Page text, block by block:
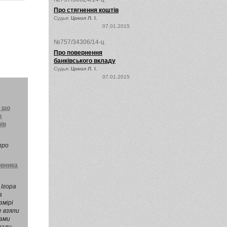
Про стягнення коштів
Судья: Цокол Л. І.
07.01.2015
№757/34306/14-ц
Про повернення
банківського вкладу
Судья: Цокол Л. І.
07.01.2015
що
взяли